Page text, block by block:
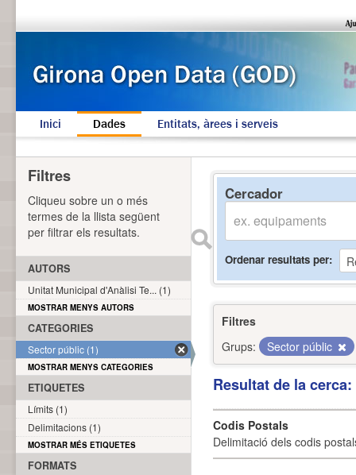
Inici Dades Entitats, àrees i serveis
Cercador
Ordenar resultats per
Filtres
Grups:
Sector públic
Resultat de la
Codis Postals
Delimitació dels codis
Filtres
Cliqueu sobre un o més
termes de la llista següent
per filtrar els resultats.
AUTORS
Unitat Municipal d'Anàlisi Te... (1)
MOSTRAR MENYS AUTORS
CATEGORIES
Sector públic (1)
MOSTRAR MENYS CATEGORIES
ETIQUETES
Límits (1)
Delimitacions (1)
MOSTRAR MÉS ETIQUETES
FORMATS